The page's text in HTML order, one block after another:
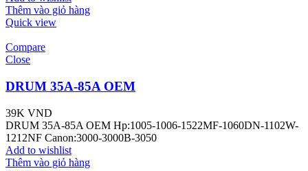
Thêm vào giỏ hàng
Quick view
Compare
Close
DRUM 35A-85A OEM
39K VND
DRUM 35A-85A OEM Hp:1005-1006-1522MF-1060DN-1102W-
1212NF Canon:3000-3000B-3050
Add to wishlist
Thêm vào giỏ hàng